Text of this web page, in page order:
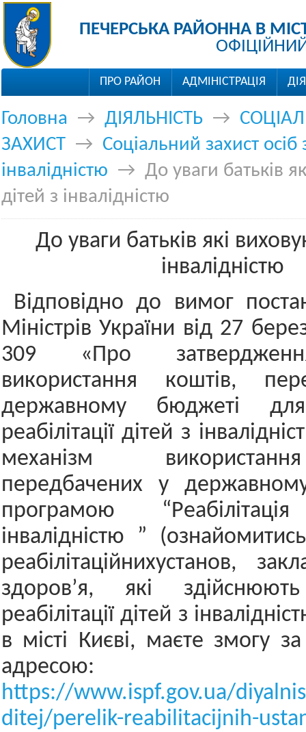
ПЕЧЕРСЬКА РАЙОННА В
ПРО РАЙОН АДМІНІСТРАЦІЯ
Головна → ДІЯЛЬНІСТЬ→
ЗАХИСТ→ Соціальний захист осіб
інвалідністю → До уваги батьків
дітей з інвалідністю
До уваги батьків які
інвалідністю
Відповідно до вимог
Міністрів України від 27
309 «Про
використання коштів,
державному бюджеті для
реабілітації дітей з
механізм
передбачених у
програмою
інвалідністю ”
реабілітаційнихустанов,
здоров’я, які
реабілітації дітей з
в місті Києві, маєте змогу
адресою:
https://www.ispf.gov.ua/
ditej/perelik-reabilitacijnih-